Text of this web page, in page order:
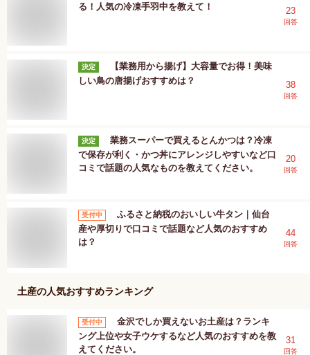
る！人気の冷凍手羽中を教えて！
23
回答
決定
【業務用から揚げ】大容量でお得！美味
しい鳥の唐揚げおすすめは？
38
回答
決定
業務スーパーで買えるとんかつは？冷凍
で保存が利く・かつ丼にアレンジしやすいなど口
コミで話題の人気なものを教えてください。
20
回答
受付中
ふるさと納税のおいしい牛タン｜仙台
産や厚切りで口コミで話題など人気のおすすめ
は？
44
回答
土産の人気おすすめランキング
受付中
金沢でしか買えないお土産は？ランキ
ング上位や女子ウケするなど人気のおすすめを教
えてください。
31
回答